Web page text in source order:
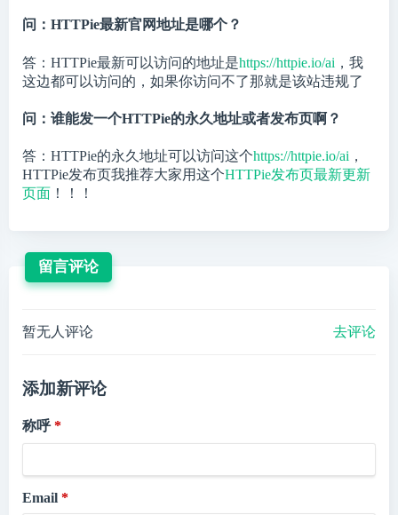
问：HTTPie最新官网地址是哪个？
答：HTTPie最新可以访问的地址是https://httpie.io/ai ，我
这边都可以访问的，如果你访问不了那就是该站违规了
问：谁能发一个HTTPie的永久地址或者发布页啊？
答：HTTPie的永久地址可以访问这个https://httpie.io/ai ，
HTTPie发布页我推荐大家用这个HTTPie发布页最新更新
页面 ！！！
留言评论
暂无人评论 去评论
添加新评论
称呼
Email